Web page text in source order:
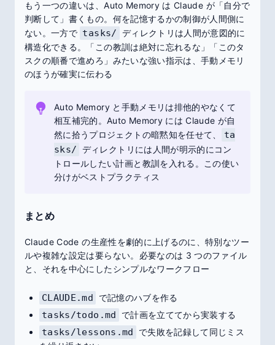
もう一つの違いは、Auto Memory は Claude が「自分で
判断して」書くもの。何を記憶するかの制御が人間側に
ない。一方で tasks/ ディレクトリは人間が意図的に
構造化できる。「この教訓は絶対に忘れるな」「このタ
スクの順番で進めろ」みたいな強い指示は、手動メモリ
のほうが確実に伝わる
Auto Memory と手動メモリは排他的やなくて
相互補完的。Auto Memory には Claude が自
然に拾うプロジェクトの暗黙知を任せて、
ta
sks/ ディレクトリには人間が明示的にコン
トロールしたい計画と教訓を入れる。この使い
分けがベストプラクティス
まとめ
Claude Code の生産性を劇的に上げるのに、特別なツー
ルや複雑な設定は要らない。必要なのは 3 つのファイル
と、それを中心にしたシンプルなワークフロー
CLAUDE.md で記憶のハブを作る
tasks/todo.md で計画を立ててから実装する
tasks/lessons.md
で失敗を記録して同じミス